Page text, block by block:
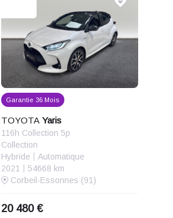
Garantie 36 Mois
TOYOTA Yaris
116h Collection 5p
Collection
Hybride
Automatique
2021
54668 km
Corbeil-Essonnes (91)
20 480 €